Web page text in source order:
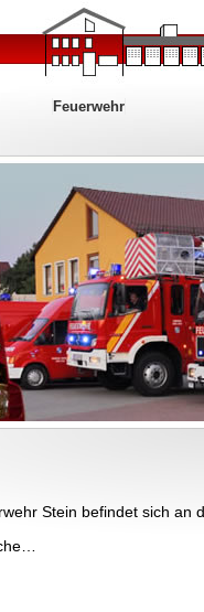
Feuerwehr
Stein befindet sich an